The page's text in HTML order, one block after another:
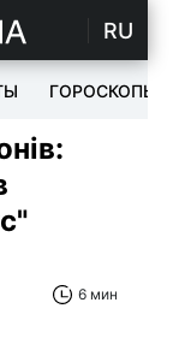
RU
ГОРОСКОПЫ
6 мин